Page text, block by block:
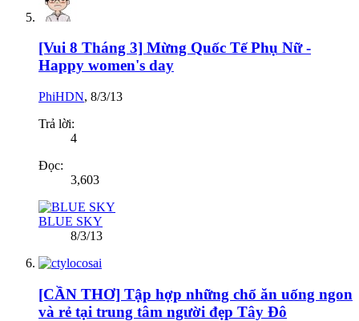
[Vui 8 Tháng 3] Mừng Quốc Tế Phụ Nữ -
Happy women's day
PhiHDN, 8/3/13
Trả lời:
4
Đọc:
3,603
BLUE SKY
8/3/13
[CẦN THƠ] Tập hợp những chổ ăn uống ngon
và rẻ tại trung tâm người đẹp Tây Đô